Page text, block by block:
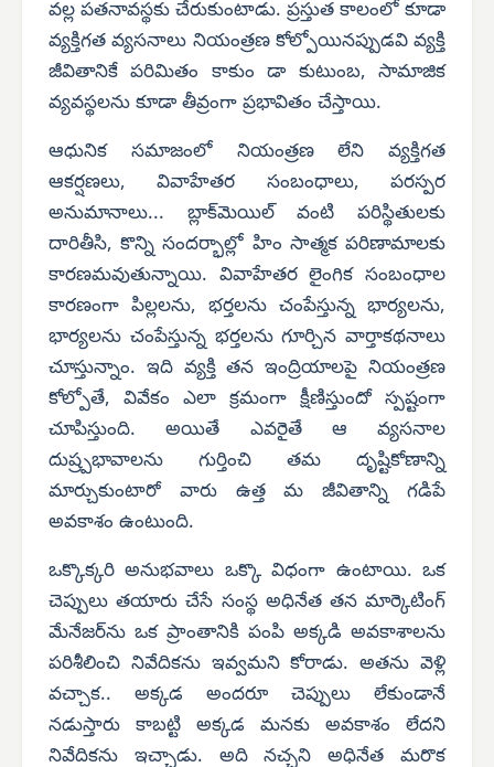
వల్ల పతనావస్థకు చేరుకుంటాడు. ప్రస్తుత కాలంలో కూడా
వ్యక్తిగత వ్యసనాలు నియంత్రణ కోల్పోయినప్పుడవి వ్యక్తి
జీవితానికే పరిమితం కాకుం డా కుటుంబ, సామాజిక
వ్యవస్థలను కూడా తీవ్రంగా ప్రభావితం చేస్తాయి.
ఆధునిక సమాజంలో నియంత్రణ లేని వ్యక్తిగత
ఆకర్షణలు, వివాహేతర సంబంధాలు, పరస్పర
అనుమానాలు... బ్లాక్‌మెయిల్ వంటి పరిస్థితులకు
దారితీసి, కొన్ని సందర్భాల్లో హిం సాత్మక పరిణామాలకు
కారణమవుతున్నాయి. వివాహేతర లైంగిక సంబంధాల
కారణంగా పిల్లలను, భర్తలను చంపేస్తున్న భార్యలను,
భార్యలను చంపేస్తున్న భర్తలను గూర్చిన వార్తాకథనాలు
చూస్తున్నాం. ఇది వ్యక్తి తన ఇంద్రియాలపై నియంత్రణ
కోల్పోతే, వివేకం ఎలా క్రమంగా క్షీణిస్తుందో స్పష్టంగా
చూపిస్తుంది. అయితే ఎవరైతే ఆ వ్యసనాల
దుష్ర్పభావాలను గుర్తించి తమ దృష్టికోణాన్ని
మార్చుకుంటారో వారు ఉత్త మ జీవితాన్ని గడిపే
అవకాశం ఉంటుంది.
ఒక్కొక్కరి అనుభవాలు ఒక్కొ విధంగా ఉంటాయి. ఒక
చెప్పులు తయారు చేసే సంస్థ అధినేత తన మార్కెటింగ్
మేనేజర్‌ను ఒక ప్రాంతానికి పంపి అక్కడి అవకాశాలను
పరిశీలించి నివేదికను ఇవ్వమని కోరాడు. అతను వెళ్లి
వచ్చాక.. అక్కడ అందరూ చెప్పులు లేకుండానే
నడుస్తారు కాబట్టి అక్కడ మనకు అవకాశం లేదని
నివేదికను ఇచ్చాడు. అది నచ్చని అధినేత మరొక